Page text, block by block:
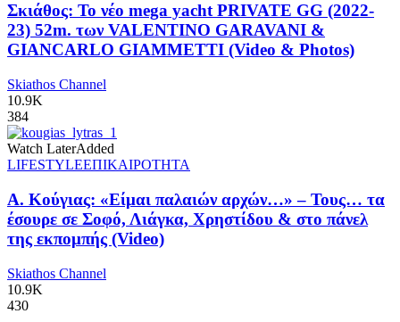
Σκιάθος: Το νέο mega yacht PRIVATE GG (2022-
23) 52m. των VALENTINO GARAVANI &
GIANCARLO GIAMMETTI (Video & Photos)
Skiathos Channel
10.9K
384
Watch LaterAdded
LIFESTYLEΕΠΙΚΑΙΡΟΤΗΤΑ
Α. Κούγιας: «Είμαι παλαιών αρχών…» – Τους… τα
έσουρε σε Σοφό, Λιάγκα, Χρηστίδου & στο πάνελ
της εκπομπής (Video)
Skiathos Channel
10.9K
430